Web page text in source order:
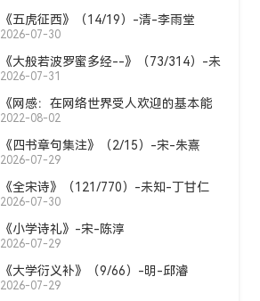
《五虎征西》（14/19）-清-李雨堂
2026-07-30
《大般若波罗蜜多经--》（73/314）-未
知-丁甘仁
2026-07-31
《网感：在网络世界受人欢迎的基本能
力》azw3+mobi+epub
2022-08-02
《四书章句集注》（2/15）-宋-朱熹
2026-07-29
《全宋诗》（121/770）-未知-丁甘仁
2026-07-30
《小学诗礼》-宋-陈淳
2026-07-29
《大学衍义补》（9/66）-明-邱濬
2026-07-29